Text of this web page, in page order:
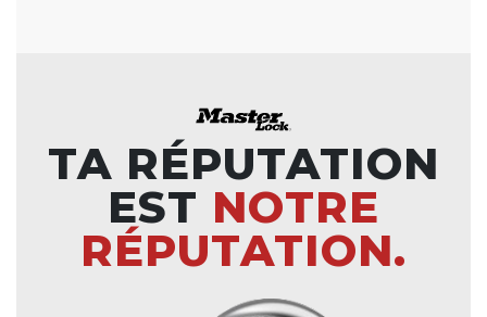
TA RÉPUTATION
EST NOTRE
RÉPUTATION.